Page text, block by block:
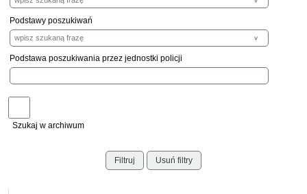
Podstawy poszukiwań
Podstawa poszukiwania przez jednostki policji
Szukaj w archiwum
Filtruj Usuń filtry